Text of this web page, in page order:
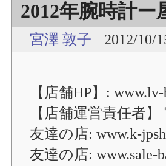
2012年腕時計ー
宮澤 敦子 2012/10/
【店舗HP】: www.lv-
【店舗運営責任者
友達の店: www.k-
友達の店: www.sale-